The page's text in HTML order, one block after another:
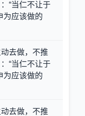
“当仁不让于
为应该做的
去做，不推
“当仁不让于
为应该做的
去做，不推